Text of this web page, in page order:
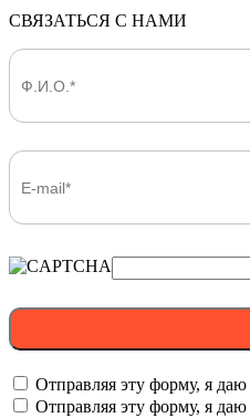
СВЯЗАТЬСЯ С НАМИ
Отправляя эту форму, я даю
Отправляя эту форму, я даю